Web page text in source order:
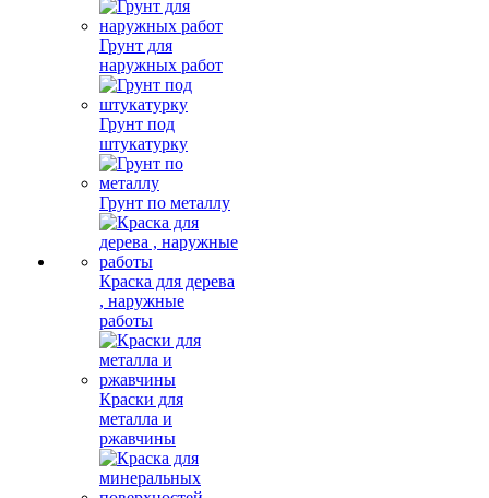
Грунт для
наружных работ
Грунт под
штукатурку
Грунт по металлу
Краска для дерева
, наружные
работы
Краски для
металла и
ржавчины